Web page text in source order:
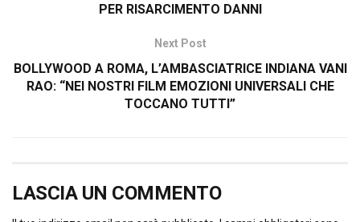
PER RISARCIMENTO DANNI
Next Post
BOLLYWOOD A ROMA, L’AMBASCIATRICE INDIANA VANI
RAO: “NEI NOSTRI FILM EMOZIONI UNIVERSALI CHE
TOCCANO TUTTI”
LASCIA UN COMMENTO